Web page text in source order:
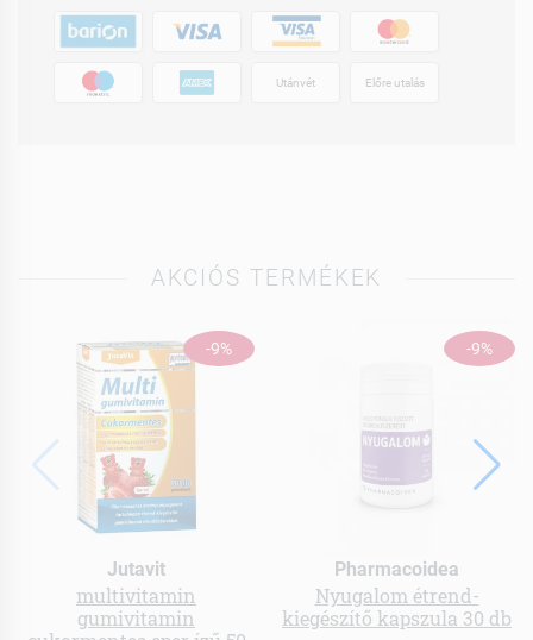
Utánvét Előre utalás
AKCIÓS TERMÉKEK
-9%
Jutavit
multivitamin
gumivitamin
-9%
Pharmacoidea
Nyugalom étrend-
kiegészítő kapszula 30 db